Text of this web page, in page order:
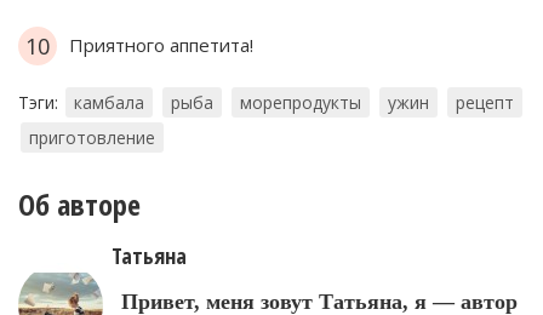
10 Приятного аппетита!
Тэги: камбала рыба морепродукты ужин
рецепт
приготовление
Об авторе
Татьяна
Привет, меня зовут Татьяна, я — автор